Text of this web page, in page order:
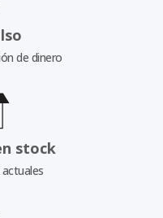
de dinero
stock